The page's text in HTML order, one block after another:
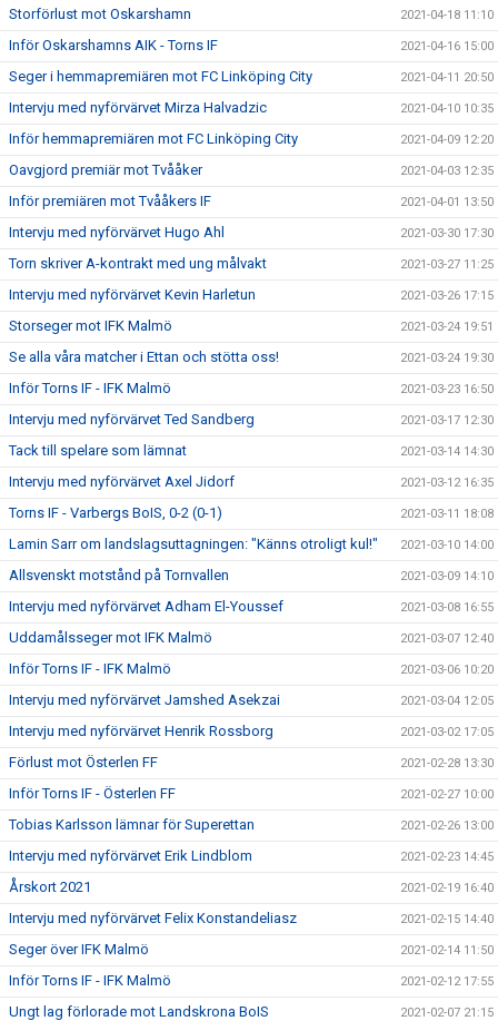
Storförlust mot Oskarshamn 2021-04-18 11:10
Inför Oskarshamns AIK - Torns IF 2021-04-16 15:00
Seger i hemmapremiären mot FC Linköping City 2021-04-11 20:50
Intervju med nyförvärvet Mirza Halvadzic 2021-04-10 10:35
Inför hemmapremiären mot FC Linköping City 2021-04-09 12:20
Oavgjord premiär mot Tvååker 2021-04-03 12:35
Inför premiären mot Tvååkers IF 2021-04-01 13:50
Intervju med nyförvärvet Hugo Ahl 2021-03-30 17:30
Torn skriver A-kontrakt med ung målvakt 2021-03-27 11:25
Intervju med nyförvärvet Kevin Harletun 2021-03-26 17:15
Storseger mot IFK Malmö 2021-03-24 19:51
Se alla våra matcher i Ettan och stötta oss! 2021-03-24 19:30
Inför Torns IF - IFK Malmö 2021-03-23 16:50
Intervju med nyförvärvet Ted Sandberg 2021-03-17 12:30
Tack till spelare som lämnat 2021-03-14 14:30
Intervju med nyförvärvet Axel Jidorf 2021-03-12 16:35
Torns IF - Varbergs BoIS, 0-2 (0-1) 2021-03-11 18:08
Lamin Sarr om landslagsuttagningen: "Känns otroligt kul!" 2021-03-10 14:00
Allsvenskt motstånd på Tornvallen 2021-03-09 14:10
Intervju med nyförvärvet Adham El-Youssef 2021-03-08 16:55
Uddamålsseger mot IFK Malmö 2021-03-07 12:40
Inför Torns IF - IFK Malmö 2021-03-06 10:20
Intervju med nyförvärvet Jamshed Asekzai 2021-03-04 12:05
Intervju med nyförvärvet Henrik Rossborg 2021-03-02 17:05
Förlust mot Österlen FF 2021-02-28 13:30
Inför Torns IF - Österlen FF 2021-02-27 10:00
Tobias Karlsson lämnar för Superettan 2021-02-26 13:00
Intervju med nyförvärvet Erik Lindblom 2021-02-23 14:45
Årskort 2021 2021-02-19 16:40
Intervju med nyförvärvet Felix Konstandeliasz 2021-02-15 14:40
Seger över IFK Malmö 2021-02-14 11:50
Inför Torns IF - IFK Malmö 2021-02-12 17:55
Ungt lag förlorade mot Landskrona BoIS 2021-02-07 21:15